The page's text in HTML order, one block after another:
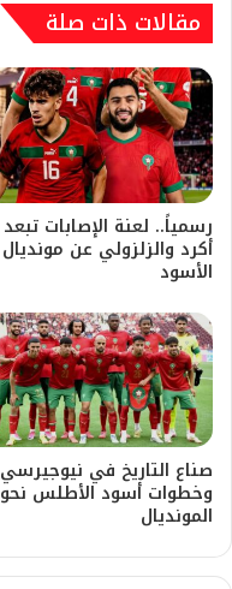
مقالات ذات صلة
رسمياً.. لعنة الإصابات تبعد
أكرد والزلزولي عن مونديال
الأسود
صناع التاريخ في نيوجيرسي
وخطوات أسود الأطلس نحو
المونديال